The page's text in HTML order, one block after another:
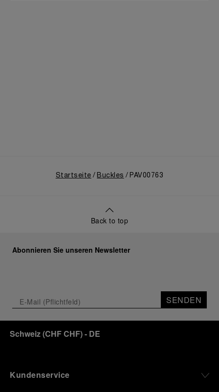
Startseite Buckles PAV00763
Back to top
Abonnieren Sie unseren Newsletter
SENDEN
Schweiz(CHF CHF)- DE
Kundenservice